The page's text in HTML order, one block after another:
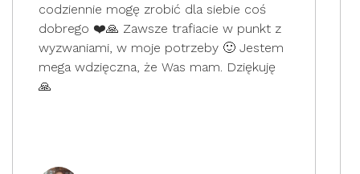
codziennie mogę zrobić dla siebie coś
dobrego ❤️🙏 Zawsze trafiacie w punkt z
wyzwaniami, w moje potrzeby 🙂 Jestem
mega wdzięczna, że Was mam. Dziękuję
🙏